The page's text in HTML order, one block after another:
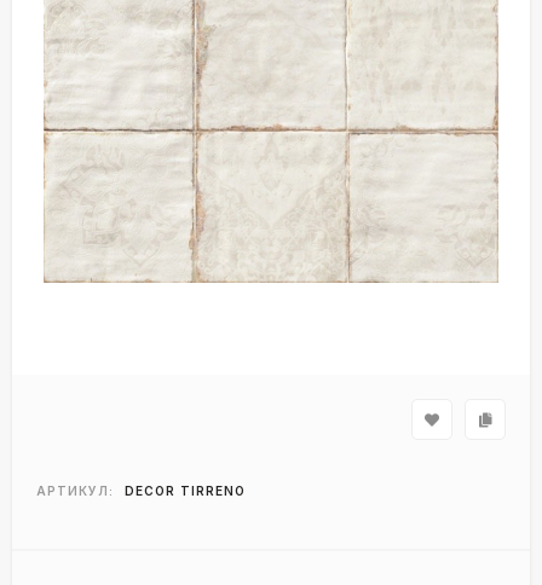
АРТИКУЛ: DECOR TIRRENO